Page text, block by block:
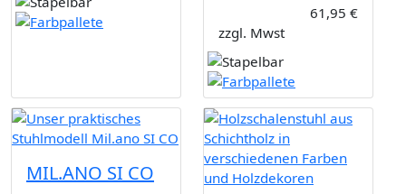
61,95 €
zzgl. Mwst
MIL.ANO SI CO